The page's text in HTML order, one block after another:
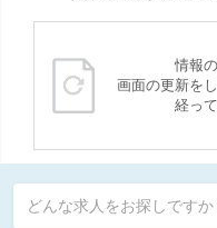
情報
画面の更新を
経っ
どんな求人をお探しですか